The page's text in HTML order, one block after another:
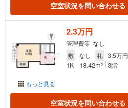
空室状況を問い合わせる
もっと見る
2.3万円
管理費等 なし
敷
なし 礼 3.5万円
1K 18.42m2 3階
空室状況を問い合わせる